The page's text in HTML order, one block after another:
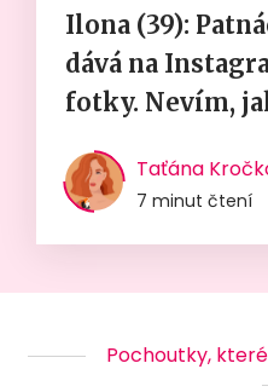
Ilona (39):
dává na
fotky. Nevím,
Taťána
7 minut čtení
Pochoutky,